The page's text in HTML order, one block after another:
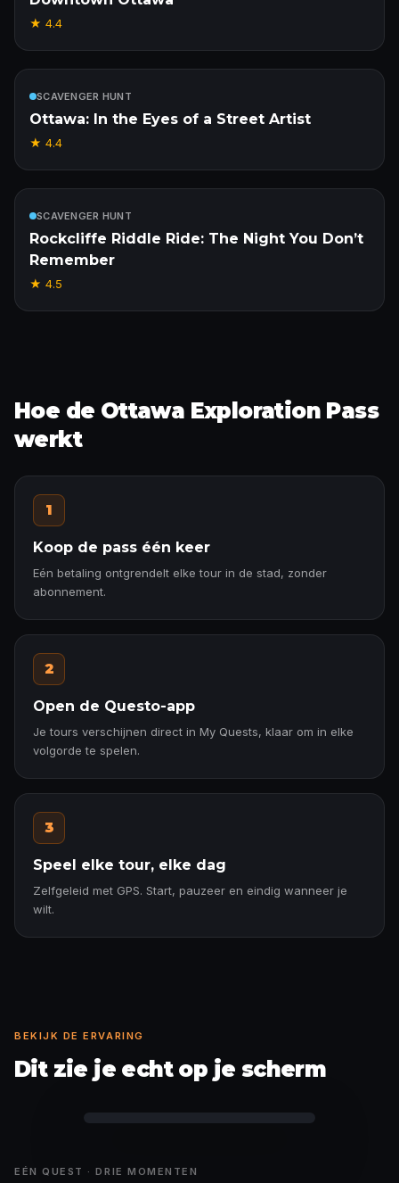
★ 4.4
SCAVENGER HUNT
Ottawa: In the Eyes of a Street Artist
★ 4.4
SCAVENGER HUNT
Rockcliffe Riddle Ride: The Night You Don’t
Remember
★ 4.5
Hoe de Ottawa Exploration Pass
werkt
1
Koop de pass één keer
Eén betaling ontgrendelt elke tour in de stad, zonder
abonnement.
2
Open de Questo-app
Je tours verschijnen direct in My Quests, klaar om in elke
volgorde te spelen.
3
Speel elke tour, elke dag
Zelfgeleid met GPS. Start, pauzeer en eindig wanneer je
wilt.
BEKIJK DE ERVARING
Dit zie je echt op je scherm
Feitkaart ontgrendeld
EÉN QUEST · DRIE MOMENTEN